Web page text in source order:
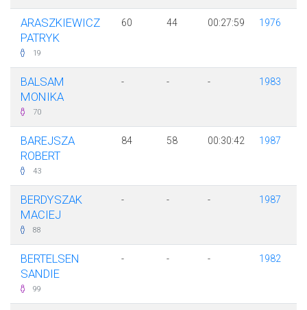
ARASZKIEWICZ
PATRYK
19
60 44 00:27:59 1976
BALSAM
MONIKA
70
- - - 1983
BAREJSZA
ROBERT
43
84 58 00:30:42 1987
BERDYSZAK
MACIEJ
88
- - - 1987
BERTELSEN
SANDIE
99
- - - 1982